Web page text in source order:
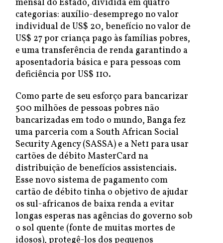
mensal do Estado, dividida em quatro
categorias: auxílio-desemprego no valor
individual de US$ 20, benefício no valor de
US$ 27 por criança pago às famílias pobres,
e uma transferência de renda garantindo a
aposentadoria básica e para pessoas com
deficiência por US$ 110.
Como parte de seu esforço para bancarizar
500 milhões de pessoas pobres não
bancarizadas em todo o mundo, Banga fez
uma parceria com a South African Social
Security Agency (SASSA) e a Net1 para usar
cartões de débito MasterCard na
distribuição de benefícios assistenciais.
Esse novo sistema de pagamento com
cartão de débito tinha o objetivo de ajudar
os sul-africanos de baixa renda a evitar
longas esperas nas agências do governo sob
o sol quente (fonte de muitas mortes de
idosos), protegê-los dos pequenos